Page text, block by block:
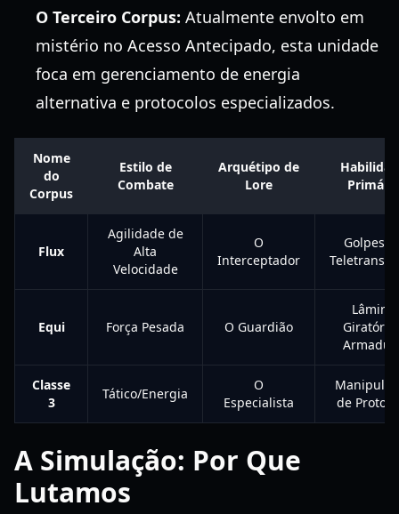
O Terceiro Corpus: Atualmente envolto em
mistério no Acesso Antecipado, esta unidade
foca em gerenciamento de energia
alternativa e protocolos especializados.
Nome
do
Corpus
Estilo de
Combate
Arquétipo de
Lore
Primária
Flux
Agilidade de
Alta
Velocidade
O
Interceptador
Golpes
Equi Força Pesada O Guardião
Lâmina
Giratória
Classe
3
Tático/Energia
O
Especialista
de
A Simulação: Por Que
Lutamos